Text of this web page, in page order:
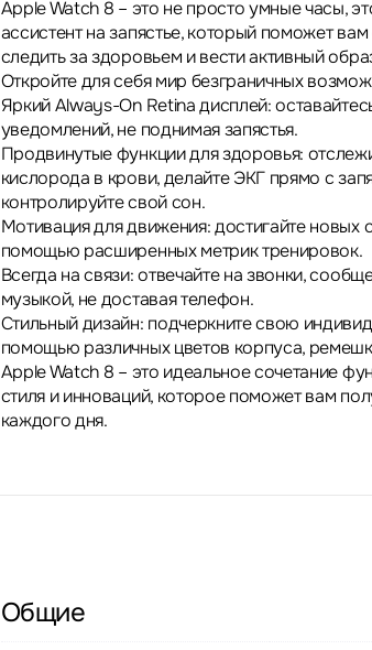
Apple Watch 8 – это не просто умные часы,
ассистент на запястье, который поможет вам
следить за здоровьем и вести активный
Откройте для себя мир безграничных
Яркий Always-On Retina дисплей:
уведомлений, не поднимая запястья.
Продвинутые функции для здоровья:
кислорода в крови, делайте ЭКГ прямо с
контролируйте свой сон.
Мотивация для движения: достигайте новых
помощью расширенных метрик тренировок.
Всегда на связи: отвечайте на звонки,
музыкой, не доставая телефон.
Стильный дизайн: подчеркните свою
помощью различных цветов корпуса,
Apple Watch 8 – это идеальное сочетание
стиля и инноваций, которое поможет вам
каждого дня.
Общие